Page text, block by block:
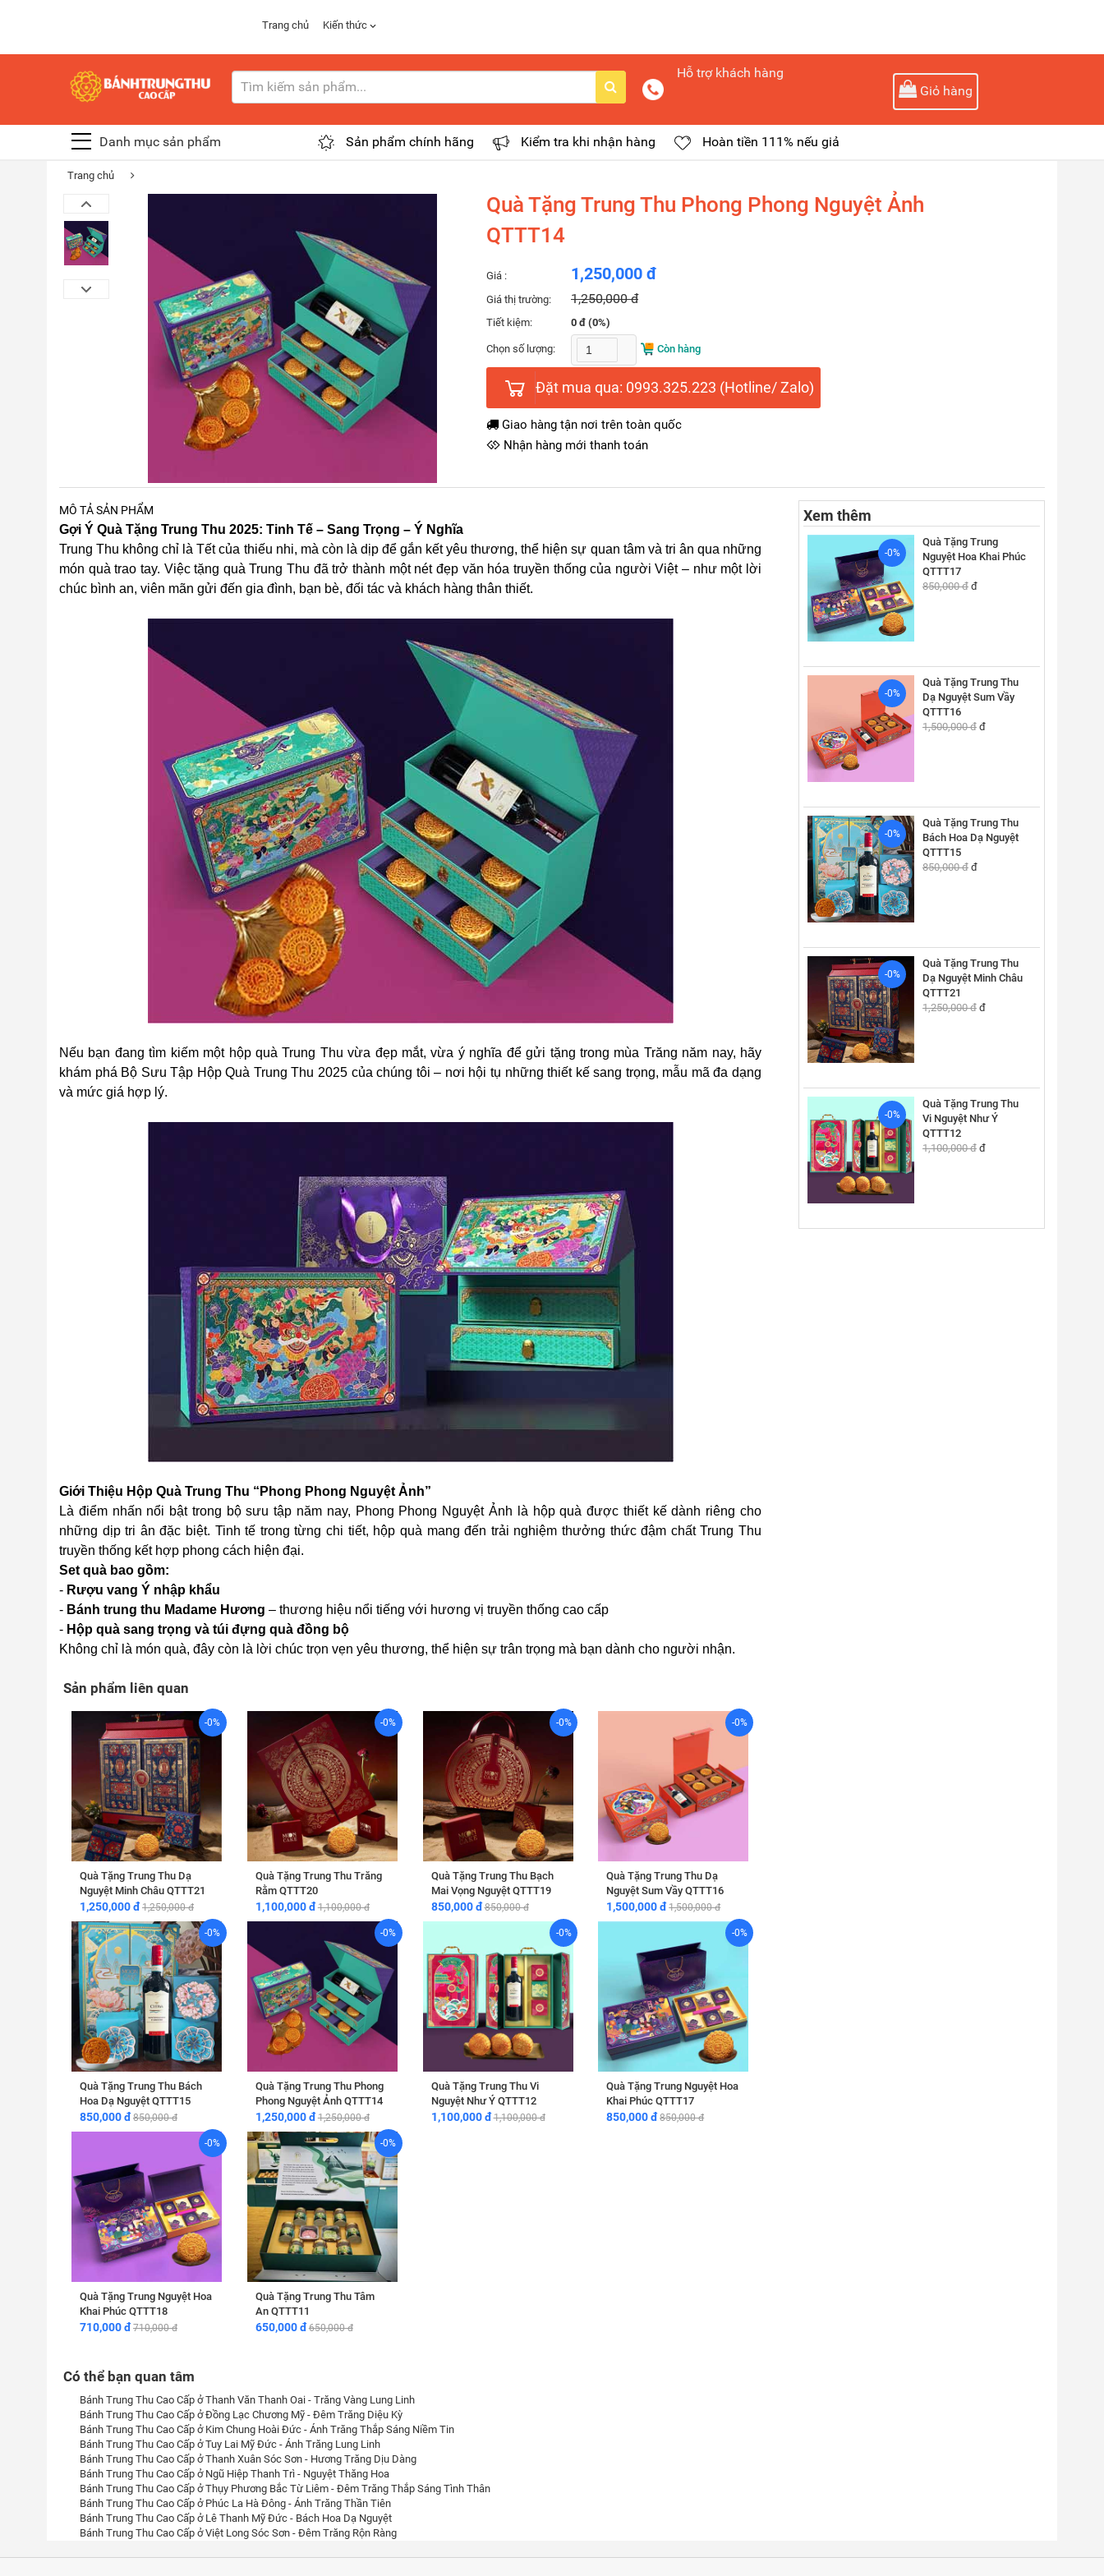
Trang chủ Kiến thức
Hỗ trợ khách hàng
Giỏ hàng
Danh mục sản phẩm Sản phẩm chính hãng Kiểm tra khi nhận hàng Hoàn tiền 111% nếu giả
Trang chủ
Quà Tặng Trung Thu Phong Phong Nguyệt Ảnh
QTTT14
Giá : 1,250,000 đ
Giá thị trường: 1,250,000 đ
Tiết kiệm: 0 đ (0%)
Chọn số lượng: Còn hàng
Đặt mua qua: 0993.325.223 (Hotline/ Zalo)
Giao hàng tận nơi trên toàn quốc
Nhận hàng mới thanh toán
MÔ TẢ SẢN PHẨM
Gợi Ý Quà Tặng Trung Thu 2025: Tinh Tế – Sang Trọng – Ý Nghĩa
Trung Thu không chỉ là Tết của thiếu nhi, mà còn là dịp để gắn kết yêu thương, thể hiện sự quan tâm và tri ân qua những
món quà trao tay. Việc tặng quà Trung Thu đã trở thành một nét đẹp văn hóa truyền thống của người Việt – như một lời
chúc bình an, viên mãn gửi đến gia đình, bạn bè, đối tác và khách hàng thân thiết.
Nếu bạn đang tìm kiếm một hộp quà Trung Thu vừa đẹp mắt, vừa ý nghĩa để gửi tặng trong mùa Trăng năm nay, hãy
khám phá Bộ Sưu Tập Hộp Quà Trung Thu 2025 của chúng tôi – nơi hội tụ những thiết kế sang trọng, mẫu mã đa dạng
và mức giá hợp lý.
Giới Thiệu Hộp Quà Trung Thu “Phong Phong Nguyệt Ảnh”
Là điểm nhấn nổi bật trong bộ sưu tập năm nay, Phong Phong Nguyệt Ảnh là hộp quà được thiết kế dành riêng cho
những dịp tri ân đặc biệt. Tinh tế trong từng chi tiết, hộp quà mang đến trải nghiệm thưởng thức đậm chất Trung Thu
truyền thống kết hợp phong cách hiện đại.
Set quà bao gồm:
- Rượu vang Ý nhập khẩu
- Bánh trung thu Madame Hương – thương hiệu nổi tiếng với hương vị truyền thống cao cấp
- Hộp quà sang trọng và túi đựng quà đồng bộ
Không chỉ là món quà, đây còn là lời chúc trọn vẹn yêu thương, thể hiện sự trân trọng mà bạn dành cho người nhận.
Sản phẩm liên quan
-0%
Quà Tặng Trung Thu Dạ
Nguyệt Minh Châu QTTT21
1,250,000 đ1,250,000 đ
-0%
Quà Tặng Trung Thu Trăng
Rằm QTTT20
1,100,000 đ1,100,000 đ
-0%
Quà Tặng Trung Thu Bạch
Mai Vọng Nguyệt QTTT19
850,000 đ850,000 đ
-0%
Quà Tặng Trung Thu Dạ
Nguyệt Sum Vầy QTTT16
1,500,000 đ1,500,000 đ
-0%
Quà Tặng Trung Thu Bách
Hoa Dạ Nguyệt QTTT15
850,000 đ850,000 đ
-0%
Quà Tặng Trung Thu Phong
Phong Nguyệt Ảnh QTTT14
1,250,000 đ1,250,000 đ
-0%
Quà Tặng Trung Thu Vi
Nguyệt Như Ý QTTT12
1,100,000 đ1,100,000 đ
-0%
Quà Tặng Trung Nguyệt Hoa
Khai Phúc QTTT17
850,000 đ850,000 đ
-0%
Quà Tặng Trung Nguyệt Hoa
Khai Phúc QTTT18
710,000 đ710,000 đ
-0%
Quà Tặng Trung Thu Tâm
An QTTT11
650,000 đ650,000 đ
Có thể bạn quan tâm
Bánh Trung Thu Cao Cấp ở Thanh Văn Thanh Oai - Trăng Vàng Lung Linh
Bánh Trung Thu Cao Cấp ở Đồng Lạc Chương Mỹ - Đêm Trăng Diệu Kỳ
Bánh Trung Thu Cao Cấp ở Kim Chung Hoài Đức - Ánh Trăng Thắp Sáng Niềm Tin
Bánh Trung Thu Cao Cấp ở Tuy Lai Mỹ Đức - Ánh Trăng Lung Linh
Bánh Trung Thu Cao Cấp ở Thanh Xuân Sóc Sơn - Hương Trăng Dịu Dàng
Bánh Trung Thu Cao Cấp ở Ngũ Hiệp Thanh Trì - Nguyệt Thăng Hoa
Bánh Trung Thu Cao Cấp ở Thụy Phương Bắc Từ Liêm - Đêm Trăng Thắp Sáng Tình Thân
Bánh Trung Thu Cao Cấp ở Phúc La Hà Đông - Ánh Trăng Thần Tiên
Bánh Trung Thu Cao Cấp ở Lê Thanh Mỹ Đức - Bách Hoa Dạ Nguyệt
Bánh Trung Thu Cao Cấp ở Việt Long Sóc Sơn - Đêm Trăng Rộn Ràng
Xem thêm
-0%
Quà Tặng Trung
Nguyệt Hoa Khai Phúc
QTTT17
850,000 đ đ
-0%
Quà Tặng Trung Thu
Dạ Nguyệt Sum Vầy
QTTT16
1,500,000 đ đ
-0%
Quà Tặng Trung Thu
Bách Hoa Dạ Nguyệt
QTTT15
850,000 đ đ
-0%
Quà Tặng Trung Thu
Dạ Nguyệt Minh Châu
QTTT21
1,250,000 đ đ
-0%
Quà Tặng Trung Thu
Vi Nguyệt Như Ý
QTTT12
1,100,000 đ đ